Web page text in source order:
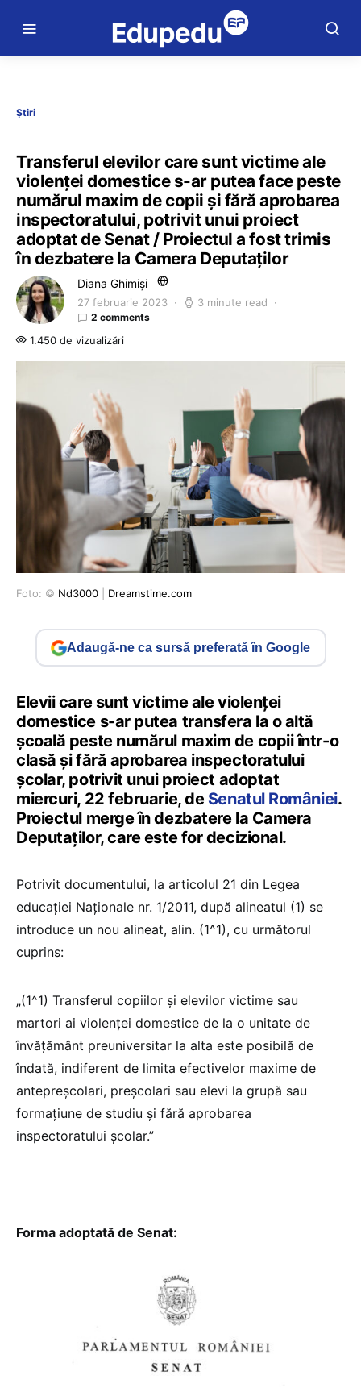
Știri
Transferul elevilor care sunt victime ale
violenței domestice s-ar putea face peste
numărul maxim de copii și fără aprobarea
inspectoratului, potrivit unui proiect
adoptat de Senat / Proiectul a fost trimis
în dezbatere la Camera Deputaților
Diana Ghimiși
27 februarie 2023 3 minute read
2 comments
1.450 de vizualizări
Foto: © Nd3000 Dreamstime.com
Adaugă-ne ca sursă preferată în Google
Elevii care sunt victime ale violenței
domestice s-ar putea transfera la o altă
școală peste numărul maxim de copii într-o
clasă și fără aprobarea inspectoratului
școlar, potrivit unui proiect adoptat
miercuri, 22 februarie, de Senatul României.
Proiectul merge în dezbatere la Camera
Deputaților, care este for decizional.
Potrivit documentului, la articolul 21 din Legea
educației Naționale nr. 1/2011, după alineatul (1) se
introduce un nou alineat, alin. (1^1), cu următorul
cuprins:
„(1^1) Transferul copiilor și elevilor victime sau
martori ai violenței domestice de la o unitate de
învățământ preuniversitar la alta este posibilă de
îndată, indiferent de limita efectivelor maxime de
antepreșcolari, preșcolari sau elevi la grupă sau
formațiune de studiu și fără aprobarea
inspectoratului școlar.”
Forma adoptată de Senat: